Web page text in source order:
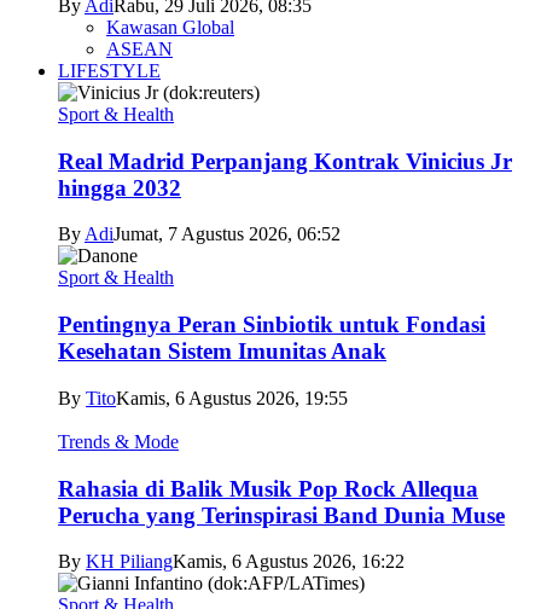
By AdiRabu, 29 Juli 2026, 08:35
Kawasan Global
ASEAN
LIFESTYLE
Sport & Health
Real Madrid Perpanjang Kontrak Vinicius Jr
hingga 2032
ByAdiJumat, 7 Agustus 2026, 06:52
Sport & Health
Pentingnya Peran Sinbiotik untuk Fondasi
Kesehatan Sistem Imunitas Anak
By TitoKamis, 6 Agustus 2026, 19:55
Trends & Mode
Rahasia di Balik Musik Pop Rock Allequa
Perucha yang Terinspirasi Band Dunia Muse
By KH PiliangKamis, 6 Agustus 2026, 16:22